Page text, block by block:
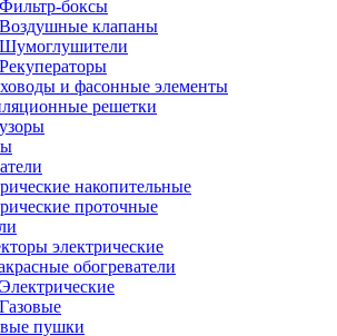
Фильтр-боксы
Воздушные клапаны
Шумоглушители
Рекуператоры
и фасонные элементы
решетки
накопительные
проточные
электрические
обогреватели
Электрические
Газовые
пушки